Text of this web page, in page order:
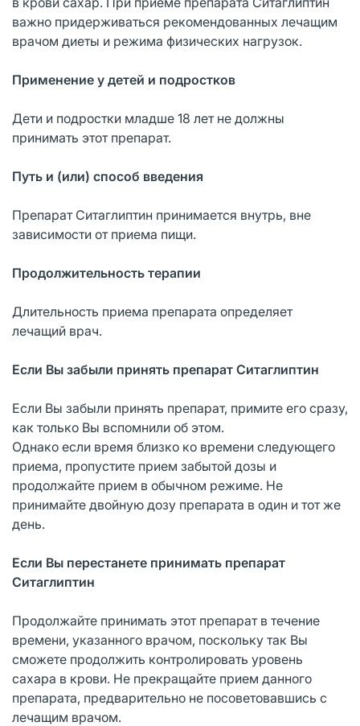
важно придерживаться рекомендованных лечащим
врачом диеты и режима физических нагрузок.
Применение у детей и подростков
Дети и подростки младше 18 лет не должны
принимать этот препарат.
Путь и (или) способ введения
Препарат Ситаглиптин принимается внутрь, вне
зависимости от приема пищи.
Продолжительность терапии
Длительность приема препарата определяет
лечащий врач.
Если Вы забыли принять препарат Ситаглиптин
Если Вы забыли принять препарат, примите его сразу,
как только Вы вспомнили об этом.
Однако если время близко ко времени следующего
приема, пропустите прием забытой дозы и
продолжайте прием в обычном режиме. Не
принимайте двойную дозу препарата в один и тот же
день.
Если Вы перестанете принимать препарат
Ситаглиптин
Продолжайте принимать этот препарат в течение
времени, указанного врачом, поскольку так Вы
сможете продолжить контролировать уровень
сахара в крови. Не прекращайте прием данного
препарата, предварительно не посоветовавшись с
лечащим врачом.